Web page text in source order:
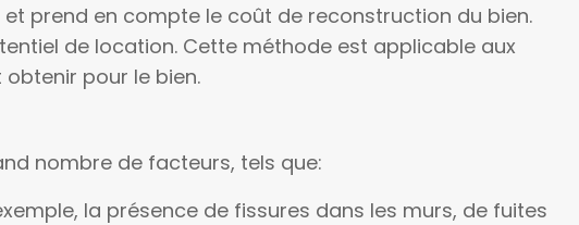
prend en compte le coût de reconstruction du bien.
de location. Cette méthode est applicable aux
pour le bien.
nombre de facteurs, tels que:
la présence de fissures dans les murs, de fuites